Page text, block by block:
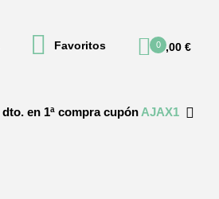
Favoritos 00,00 €
dto. en 1ª compra cupón AJAX1